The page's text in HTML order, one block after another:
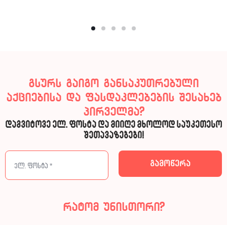
გსურს გაიგო განსაკუთრებული
აქციებისა და ფასდაკლებების შესახებ
პირველმა?
დაგვიტოვე ელ. ფოსტა და მიიღე მხოლოდ საუკეთესო
შეთავაზებები!
რატომ უნისთორი?